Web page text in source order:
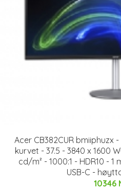
Acer CB382CUR bmiiphuzx
kurvet - 37.5 - 3840 x 1600
cd/m² - 1000:1 - HDR10 - 1
USB-C -
10346